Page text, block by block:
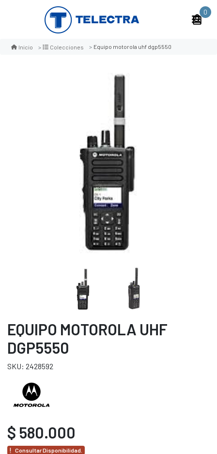
0
Inicio Colecciones Equipo motorola uhf dgp5550
EQUIPO MOTOROLA UHF
DGP5550
SKU: 2428592
$ 580.000
Consultar Disponibilidad.